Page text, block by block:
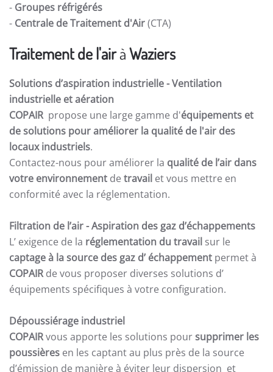
- Groupes réfrigérés
- Centrale de Traitement d'Air(CTA)
Traitement de l'airàWaziers
Solutions d’aspiration industrielle -Ventilation
industrielle et aération
COPAIR propose une large gamme d'équipements et
de solutions pour améliorer la qualité de l'air des
locaux industriels.
Contactez-nous pour améliorer la qualité de l’air dans
votre environnement de travail et vous mettre en
conformité avec la réglementation.
Filtration de l’air- Aspiration des gaz d’échappements
L’ exigence de la réglementation du travail sur le
captage à la source des gaz d’ échappement permet à
COPAIRde vous proposer diverses solutions d’
équipements spécifiques à votre configuration.
Dépoussiérage industriel
COPAIRvous apporte les solutions poursupprimer les
poussières en les captant au plus près de la source
d’émission de manière à éviter leur dispersion et